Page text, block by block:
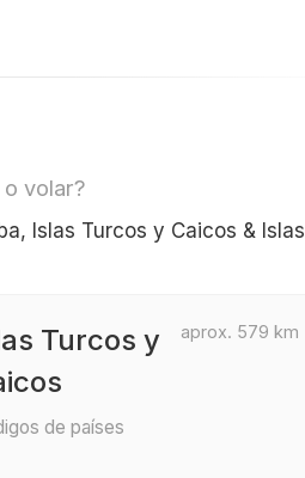
volar?
Islas Turcos y Caicos & Islas
aprox. 579 km
Turcos y
de países